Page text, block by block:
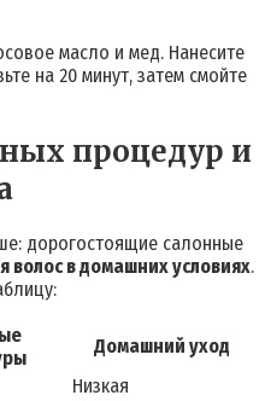
масло и мед. Нанесите
на 20 минут, затем смойте
процедур и
дорогостоящие салонные
волос в домашних условиях.
Домашний уход
Низкая